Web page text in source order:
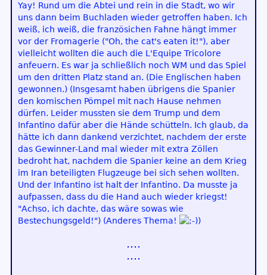
Yay! Rund um die Abtei und rein in die Stadt, wo wir
uns dann beim Buchladen wieder getroffen haben. Ich
weiß, ich weiß, die französichen Fahne hängt immer
vor der Fromagerie ("Oh, the cat's eaten it!"), aber
vielleicht wollten die auch die L'Equipe Tricolore
anfeuern. Es war ja schließlich noch WM und das Spiel
um den dritten Platz stand an. (Die Englischen haben
gewonnen.) (Insgesamt haben übrigens die Spanier
den komischen Pömpel mit nach Hause nehmen
dürfen. Leider mussten sie dem Trump und dem
Infantino dafür aber die Hände schütteln. Ich glaub, da
hätte ich dann dankend verzichtet, nachdem der erste
das Gewinner-Land mal wieder mit extra Zöllen
bedroht hat, nachdem die Spanier keine an dem Krieg
im Iran beteiligten Flugzeuge bei sich sehen wollten.
Und der Infantino ist halt der Infantino. Da musste ja
aufpassen, dass du die Hand auch wieder kriegst!
"Achso, ich dachte, das wäre sowas wie
Bestechungsgeld!") (Anderes Thema!
)